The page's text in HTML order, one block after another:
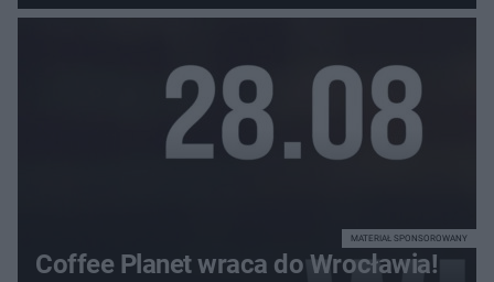
Coffee Planet wraca do Wrocławia!
MATERIAŁ SPONSOROWANY